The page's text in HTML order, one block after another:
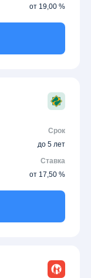
от 19,00 %
Срок
до 5 лет
Ставка
от 17,50 %